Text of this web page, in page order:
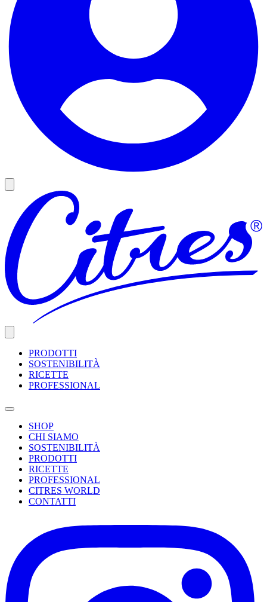
PRODOTTI
SOSTENIBILITÀ
RICETTE
PROFESSIONAL
SHOP
CHI SIAMO
SOSTENIBILITÀ
PRODOTTI
RICETTE
PROFESSIONAL
CITRES WORLD
CONTATTI